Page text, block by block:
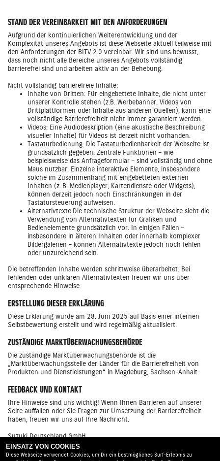
STAND DER VEREINBARKEIT MIT DEN ANFORDERUNGEN
Aufgrund der kontinuierlichen Weiterentwicklung und der
Komplexität unseres Angebots ist diese Webseite aktuell teilweise mit
den Anforderungen der BITV 2.0 vereinbar. Wir sind uns bewusst,
dass noch nicht alle Bereiche unseres Angebots vollständig
barrierefrei sind und arbeiten aktiv an der Behebung.
Nicht vollständig barrierefreie Inhalte:
Inhalte von Dritten: Für eingebettete Inhalte, die nicht unter
unserer Kontrolle stehen (z.B. Werbebanner, Videos von
Drittplattformen oder Inhalte aus anderen Quellen), kann eine
vollständige Barrierefreiheit nicht immer garantiert werden.
Videos: Eine Audiodeskription (eine akustische Beschreibung
visueller Inhalte) für Videos ist derzeit nicht vorhanden.
Tastaturbedienung: Die Tastaturbedienbarkeit der Webseite ist
grundsätzlich gegeben. Zentrale Funktionen – wie
beispielsweise das Anfrageformular – sind vollständig und ohne
Maus nutzbar. Einzelne interaktive Elemente, insbesondere
solche im Zusammenhang mit eingebetteten externen
Inhalten (z. B. Medienplayer, Kartendienste oder Widgets),
können derzeit jedoch noch Einschränkungen in der
Tastatursteuerung aufweisen.
Alternativtexte:Die technische Struktur der Webseite sieht die
Verwendung von Alternativtexten für Grafiken und
Bedienelemente grundsätzlich vor. In einigen Fällen –
insbesondere in älteren Inhalten oder innerhalb komplexer
Bildergalerien – können Alternativtexte jedoch noch fehlen
oder unzureichend sein.
Die betreffenden Inhalte werden schrittweise überarbeitet. Bei
fehlenden oder unklaren Alternativtexten freuen wir uns über
entsprechende Hinweise
ERSTELLUNG DIESER ERKLÄRUNG
Diese Erklärung wurde am 28. Juni 2025 auf Basis einer internen
Selbstbewertung erstellt und wird regelmäßig aktualisiert.
ZUSTÄNDIGE MARKTÜBERWACHUNGSBEHÖRDE
Die zuständige Marktüberwachungsbehörde ist die
„Marktüberwachungsstelle der Länder für die Barrierefreiheit von
Produkten und Dienstleistungen“ in Magdeburg, Sachsen-Anhalt.
FEEDBACK UND KONTAKT
Ihre Hinweise sind uns wichtig! Wenn Ihnen Barrieren auf unserer
Seite auffallen oder Sie Fragen zur Umsetzung der Barrierefreiheit
haben, freuen wir uns auf Ihre Nachricht.
Suzuki Deutschland GmbH
Barrierefreiheitsbeauftragte* r
Suzuki - Allee 7, 64625 Bensheim
EINSATZ VON COOKIES
Diese Webseite verwendet Cookies, um Dir ein bestmögliches Surf-Erlebnis zu